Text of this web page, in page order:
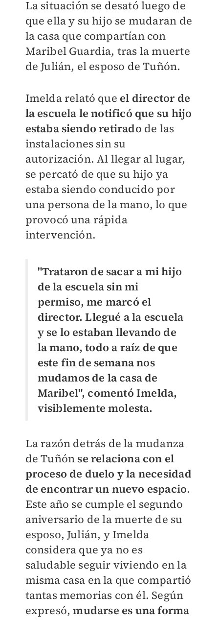
La situación se desató luego de
que ella y su hijo se mudaran de
la casa que compartían con
Maribel Guardia, tras la muerte
de Julián, el esposo de Tuñón.
Imelda relató que el director de
la escuela le notificó que su hijo
estaba siendo retirado de las
instalaciones sin su
autorización. Al llegar al lugar,
se percató de que su hijo ya
estaba siendo conducido por
una persona de la mano, lo que
provocó una rápida
intervención.
"Trataron de sacar a mi hijo
de la escuela sin mi
permiso, me marcó el
director. Llegué a la escuela
y se lo estaban llevando de
la mano, todo a raíz de que
este fin de semana nos
mudamos de la casa de
Maribel", comentó Imelda,
visiblemente molesta.
La razón detrás de la mudanza
de Tuñón se relaciona con el
proceso de duelo y la necesidad
de encontrar un nuevo espacio.
Este año se cumple el segundo
aniversario de la muerte de su
esposo, Julián, y Imelda
considera que ya no es
saludable seguir viviendo en la
misma casa en la que compartió
tantas memorias con él. Según
expresó,mudarse es una forma